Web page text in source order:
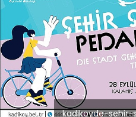
kadikoyde-